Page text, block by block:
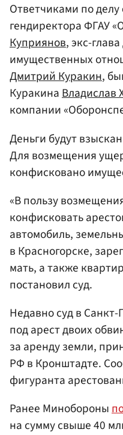
Ответчиками по делу
гендиректора ФГАУ
Куприянов, экс-
имущественных
Дмитрий Куракин,
КуракинаВладислав
компании
Деньги будут
Для возмещения
конфисковано
«В пользу
конфисковать
автомобиль,
в Красногорске,
мать, а также
постановил суд.
Недавно суд в Санкт-
под арест двоих
за аренду земли,
РФ в Кронштадте.
фигуранта
Ранее Минобороны
на сумму свыше 40